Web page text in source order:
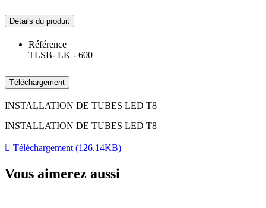
Détails du produit
Référence
TLSB- LK - 600
Téléchargement
INSTALLATION DE TUBES LED T8
INSTALLATION DE TUBES LED T8
 Téléchargement (126.14KB)
Vous aimerez aussi